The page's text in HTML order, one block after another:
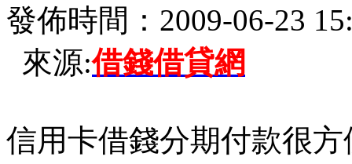
發佈時間：2009-06-23
來源:借錢借貸網
信用卡借錢分期付款很